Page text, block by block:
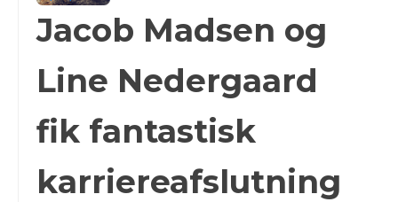
Jacob Madsen og
Line Nedergaard
fik fantastisk
karriereafslutning